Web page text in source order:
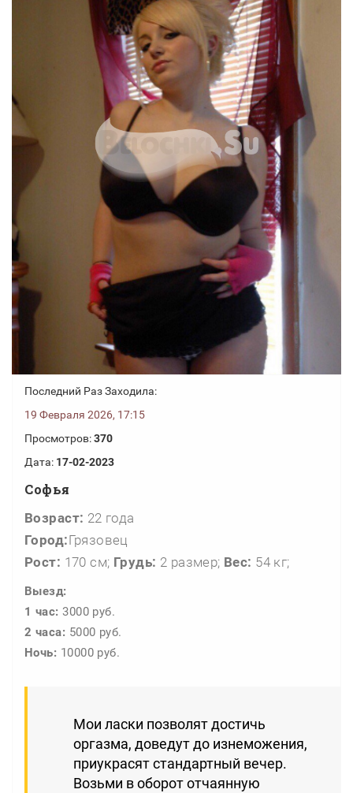
Последний Раз Заходила:
19 Февраля 2026, 17:15
Просмотров:370
Дата: 17-02-2023
Софья
Возраст: 22 года
Город:Грязовец
Рост: 170 см; Грудь: 2 размер; Вес: 54 кг;
Выезд:
1 час: 3000 руб.
2 часа: 5000 руб.
Ночь: 10000 руб.
Мои ласки позволят достичь
оргазма, доведут до изнеможения,
приукрасят стандартный вечер.
Возьми в оборот отчаянную